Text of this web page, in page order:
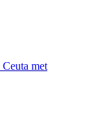
Ceuta met